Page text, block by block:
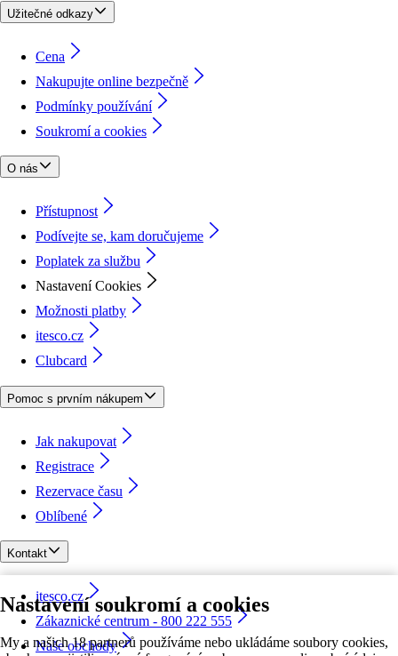
Nastavení soukromí a cookies
My a našich 18 partnerů používáme nebo ukládáme soubory cookies,
Užitečné odkazy
Cena
Nakupujte online bezpečně
Podmínky používání
Soukromí a cookies
O nás
Přístupnost
Podívejte se, kam doručujeme
Poplatek za službu
Nastavení Cookies
Možnosti platby
itesco.cz
Clubcard
Pomoc s prvním nákupem
Jak nakupovat
Registrace
Rezervace času
Oblíbené
Kontakt
itesco.cz
Zákaznické centrum - 800 222 555
Naše obchody